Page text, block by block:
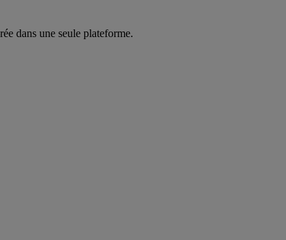
dans une seule plateforme.